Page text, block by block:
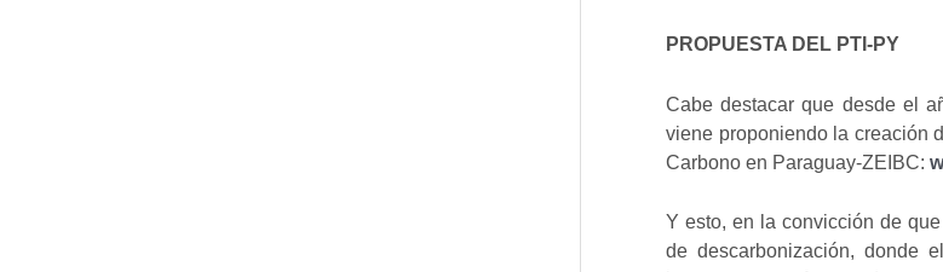
PROPUESTA DEL PTI-PY
Cabe destacar que desde el
viene proponiendo la creación
Carbono en Paraguay-ZEIBC:
Y esto, en la convicción de
de descarbonización, donde